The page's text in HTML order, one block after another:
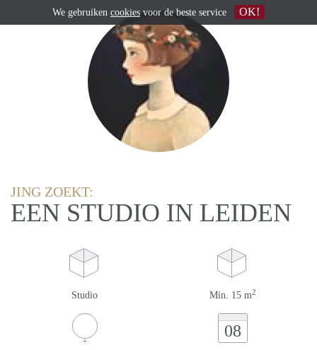
JING ZOEKT:
EEN STUDIO IN LEIDEN
Studio Min. 15 m2
08
We gebruiken cookies voor de beste service OK!